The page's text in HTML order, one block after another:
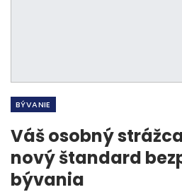
BÝVANIE
Váš osobný
nový štandard
bývania